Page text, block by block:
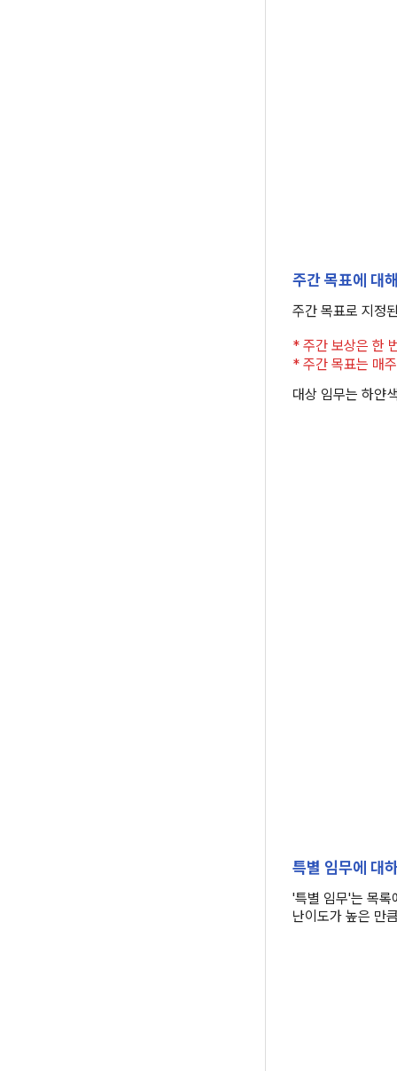
주간 목표에 대
주간 목표로 지정
* 주간 보상은 한
* 주간 목표는 매
대상 임무는 하얀
특별 임무에 대
'특별 임무'는 목록
난이도가 높은 만